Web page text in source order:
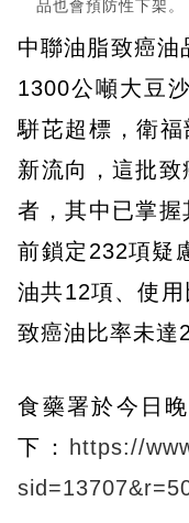
品也會預防性下架。
中聯油脂致癌油
1300公噸大豆
駢芘超標，衛
新流向，這批
者，其中已掌握
前鎖定232項疑
油共12項、使
致癌油比率未達
食藥署於今日
下：
https://